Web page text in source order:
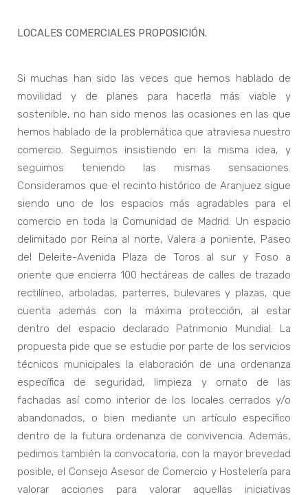
LOCALES COMERCIALES PROPOSICIÓN.
Si muchas han sido las veces que hemos hablado de
movilidad y de planes para hacerla más viable y
sostenible, no han sido menos las ocasiones en las que
hemos hablado de la problemática que atraviesa nuestro
comercio. Seguimos insistiendo en la misma idea, y
seguimos teniendo las mismas sensaciones.
Consideramos que el recinto histórico de Aranjuez sigue
siendo uno de los espacios más agradables para el
comercio en toda la Comunidad de Madrid. Un espacio
delimitado por Reina al norte, Valera a poniente, Paseo
del Deleite-Avenida Plaza de Toros al sur y Foso a
oriente que encierra 100 hectáreas de calles de trazado
rectilíneo, arboladas, parterres, bulevares y plazas, que
cuenta además con la máxima protección, al estar
dentro del espacio declarado Patrimonio Mundial. La
propuesta pide que se estudie por parte de los servicios
técnicos municipales la elaboración de una ordenanza
específica de seguridad, limpieza y ornato de las
fachadas así como interior de los locales cerrados y/o
abandonados, o bien mediante un artículo específico
dentro de la futura ordenanza de convivencia. Además,
pedimos también la convocatoria, con la mayor brevedad
posible, el Consejo Asesor de Comercio y Hostelería para
valorar acciones para valorar aquellas iniciativas